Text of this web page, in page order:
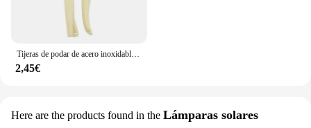
2,45€
Here are the products found in the Lámparas solares